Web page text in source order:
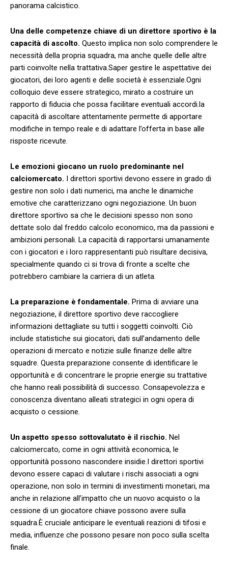
panorama calcistico.
Una delle competenze chiave ‌di un direttore sportivo ​è‍ la
⁢capacità di ascolto. Questo implica non solo comprendere le
necessità della propria squadra, ma anche quelle delle altre
parti coinvolte nella trattativa.Saper gestire le aspettative dei
giocatori, dei loro agenti e delle società è ⁤essenziale.Ogni
colloquio deve ‌essere strategico, mirato a costruire un
rapporto di fiducia che possa facilitare eventuali accordi.la
capacità di ascoltare attentamente permette di apportare⁣
modifiche in tempo reale e di adattare l’offerta in base alle
risposte ricevute.
Le emozioni giocano un ruolo predominante ⁤nel
calciomercato. ‌I​ direttori sportivi devono essere in grado‌ di
gestire non solo i dati ‌numerici, ma anche le dinamiche
emotive che caratterizzano ogni negoziazione. Un buon
direttore ‌sportivo ⁣sa che le decisioni spesso ‍non⁤ sono
dettate solo⁤ dal freddo calcolo economico, ma ⁤da passioni e‌
ambizioni personali.​ La capacità di rapportarsi umanamente
con i ​giocatori e ⁤i loro ​rappresentanti può risultare decisiva,
specialmente quando ci si trova di fronte⁤ a scelte che
potrebbero cambiare la carriera di un atleta.
La preparazione è fondamentale. Prima di avviare una
negoziazione, il direttore sportivo deve raccogliere⁢
informazioni dettagliate su tutti i soggetti‌ coinvolti. ‌Ciò
include statistiche sui ​giocatori, dati sull’andamento delle
operazioni di mercato e notizie sulle⁢ finanze delle altre
squadre. ​Questa preparazione consente di identificare le
opportunità e di concentrare ⁤le proprie energie su trattative
che hanno ⁣reali possibilità di successo. Consapevolezza e
conoscenza diventano alleati strategici in​ ogni opera ‍di
acquisto o cessione.
Un aspetto spesso sottovalutato ⁣è⁤ il rischio. Nel
calciomercato, come in ⁤ogni ‌attività economica,‍ le
opportunità possono nascondere insidie.I direttori​ sportivi
devono essere ​capaci ⁢di valutare i rischi associati a ogni
operazione, non solo in termini di investimenti monetari, ⁤ma
anche in relazione ⁤all’impatto che ⁢un nuovo acquisto o ‌la
cessione di un giocatore chiave ⁤possono avere ‌sulla
squadra.È cruciale anticipare le eventuali reazioni​ di tifosi e
media,‌ influenze che possono pesare non poco sulla scelta
finale.